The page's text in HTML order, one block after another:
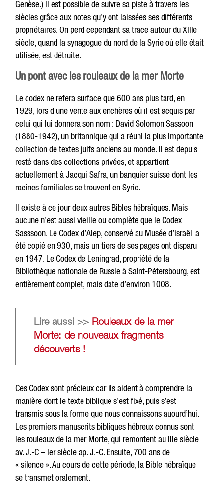
Genèse.) Il est possible de suivre sa piste à travers les
siècles grâce aux notes qu’y ont laissées ses différents
propriétaires. On perd cependant sa trace autour du XIIIe
siècle, quand la synagogue du nord de la Syrie où elle était
utilisée, est détruite.
Un pont avec les rouleaux de la mer Morte
Le codex ne refera surface que 600 ans plus tard, en
1929, lors d’une vente aux enchères où il est acquis par
celui qui lui donnera son nom : David Solomon Sassoon
(1880-1942), un britannique qui a réuni la plus importante
collection de textes juifs anciens au monde. Il est depuis
resté dans des collections privées, et appartient
actuellement à Jacqui Safra, un banquier suisse dont les
racines familiales se trouvent en Syrie.
Il existe à ce jour deux autres Bibles hébraïques. Mais
aucune n’est aussi vieille ou complète que le Codex
Sasssoon. Le Codex d’Alep, conservé au Musée d’Israël, a
été copié en 930, mais un tiers de ses pages ont disparu
en 1947. Le Codex de Leningrad, propriété de la
Bibliothèque nationale de Russie à Saint-Pétersbourg, est
entièrement complet, mais date d’environ 1008.
Lire aussi >> Rouleaux de la mer
Morte: de nouveaux fragments
découverts !
Ces Codex sont précieux car ils aident à comprendre la
manière dont le texte biblique s’est fixé, puis s’est
transmis sous la forme que nous connaissons auourd’hui.
Les premiers manuscrits bibliques hébreux connus sont
les rouleaux de la mer Morte, qui remontent au IIIe siècle
av. J.-C – Ier siècle ap. J.-C. Ensuite, 700 ans de
« silence ». Au cours de cette période, la Bible hébraïque
se transmet oralement.